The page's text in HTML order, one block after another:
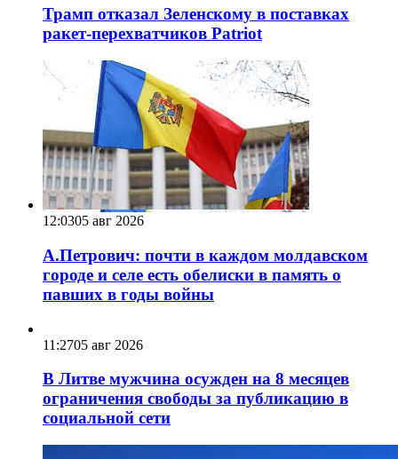
Трамп отказал Зеленскому в поставках
ракет-перехватчиков Patriot
12:0305 авг 2026
А.Петрович: почти в каждом молдавском
городе и селе есть обелиски в память о
павших в годы войны
11:2705 авг 2026
В Литве мужчина осужден на 8 месяцев
ограничения свободы за публикацию в
социальной сети